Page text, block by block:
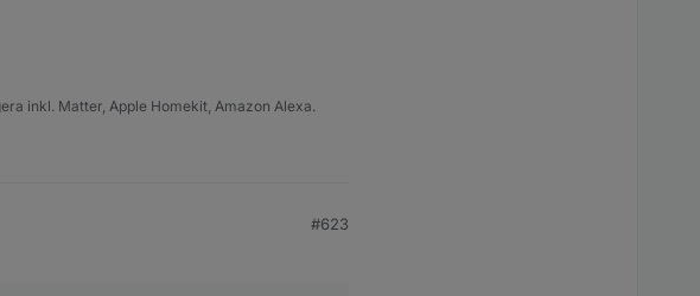
inkl. Matter, Apple Homekit, Amazon Alexa.
#623